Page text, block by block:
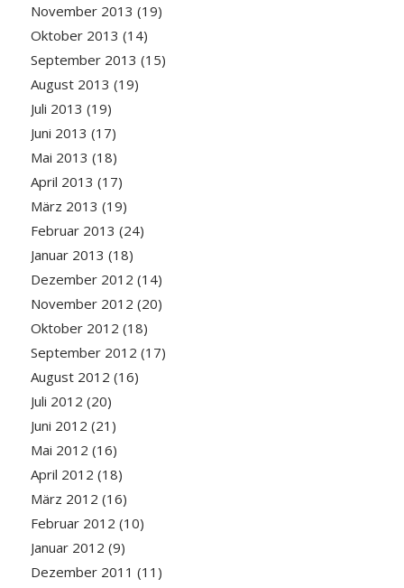
November 2013 (19)
Oktober 2013 (14)
September 2013 (15)
August 2013 (19)
Juli 2013 (19)
Juni 2013 (17)
Mai 2013 (18)
April 2013 (17)
März 2013 (19)
Februar 2013 (24)
Januar 2013 (18)
Dezember 2012 (14)
November 2012 (20)
Oktober 2012 (18)
September 2012 (17)
August 2012 (16)
Juli 2012 (20)
Juni 2012 (21)
Mai 2012 (16)
April 2012 (18)
März 2012 (16)
Februar 2012 (10)
Januar 2012 (9)
Dezember 2011 (11)